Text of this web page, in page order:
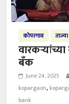
कोपरगाव
बँक
June 24, 2025
kopargaon,
bank